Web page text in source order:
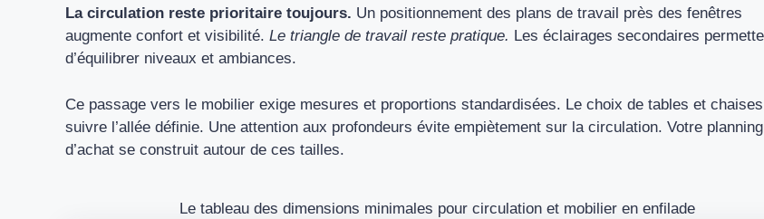
La circulation reste prioritaire toujours. Un positionnement des plans de travail près des fenêtres
augmente confort et visibilité. Le triangle de travail reste pratique. Les éclairages secondaires
d’équilibrer niveaux et ambiances.
Ce passage vers le mobilier exige mesures et proportions standardisées. Le choix de tables et
suivre l’allée définie. Une attention aux profondeurs évite empiètement sur la circulation. Votre planning
d’achat se construit autour de ces tailles.
Le tableau des dimensions minimales pour circulation et mobilier en enfilade